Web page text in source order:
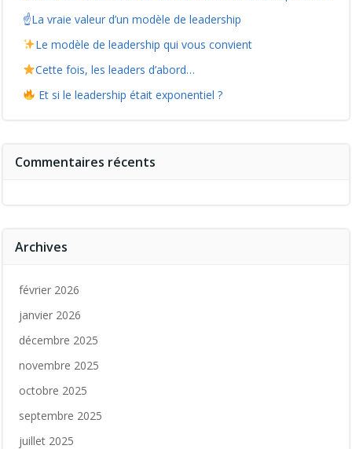
☝️La vraie valeur d’un modèle de leadership
Le modèle de leadership qui vous convient
Cette fois, les leaders d’abord…
Et si le leadership était exponentiel ?
Commentaires récents
Archives
février 2026
janvier 2026
décembre 2025
novembre 2025
octobre 2025
septembre 2025
juillet 2025